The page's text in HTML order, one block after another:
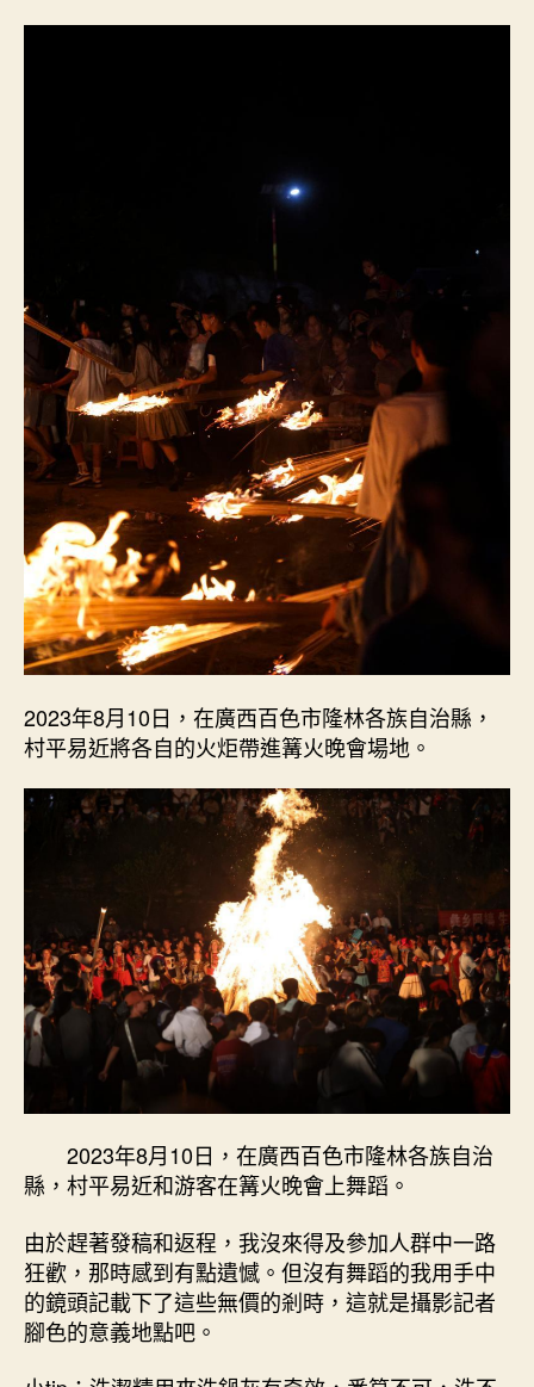
2023年8月10日，在廣西百色市隆林各族自治縣，
村平易近將各自的火炬帶進篝火晚會場地。
2023年8月10日，在廣西百色市隆林各族自治
縣，村平易近和游客在篝火晚會上舞蹈。
由於趕著發稿和返程，我沒來得及參加人群中一路
狂歡，那時感到有點遺憾。但沒有舞蹈的我用手中
的鏡頭記載下了這些無價的剎時，這就是攝影記者
腳色的意義地點吧。